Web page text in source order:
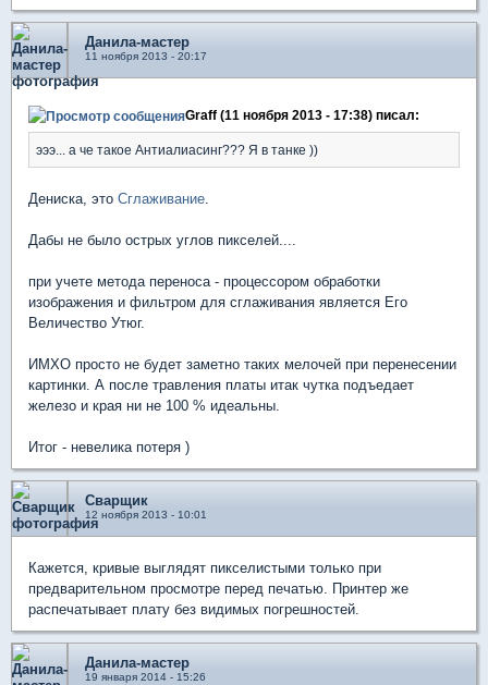
Данила-мастер
11 ноября 2013 - 20:17
Graff (11 ноября 2013 - 17:38) писал:
эээ... а че такое Антиалиасинг??? Я в танке ))
Дениска, это Сглаживание.
Дабы не было острых углов пикселей....
при учете метода переноса - процессором обработки
изображения и фильтром для сглаживания является Его
Величество Утюг.
ИМХО просто не будет заметно таких мелочей при перенесении
картинки. А после травления платы итак чутка подъедает
железо и края ни не 100 % идеальны.
Итог - невелика потеря )
Сварщик
12 ноября 2013 - 10:01
Кажется, кривые выглядят пикселистыми только при
предварительном просмотре перед печатью. Принтер же
распечатывает плату без видимых погрешностей.
Данила-мастер
19 января 2014 - 15:26